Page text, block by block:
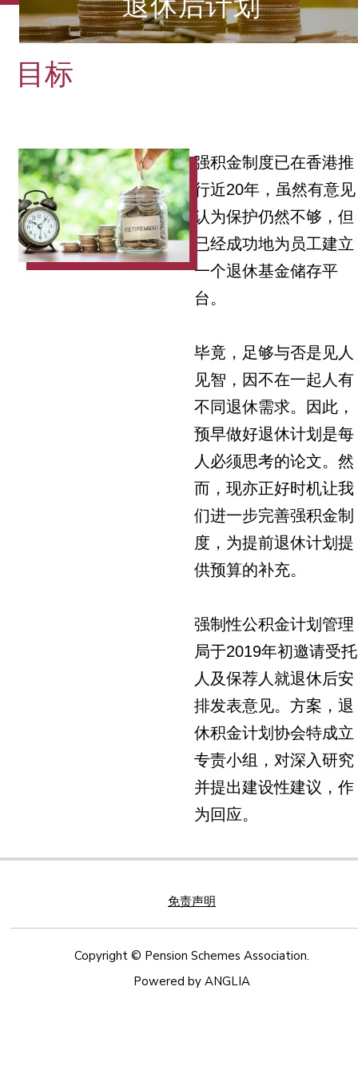
目标
强积金制度已在香港推
行近20年，虽然有意见
认为保护仍然不够，但
已经成功地为员工建立
一个退休基金储存平
台。
毕竟，足够与否是见人
见智，因不在一起人有
不同退休需求。因此，
预早做好退休计划是每
人必须思考的论文。然
而，现亦正好时机让我
们进一步完善强积金制
度，为提前退休计划提
供预算的补充。
强制性公积金计划管理
局于2019年初邀请受托
人及保荐人就退休后安
排发表意见。方案，退
休积金计划协会特成立
专责小组，对深入研究
并提出建设性建议，作
为回应。
免责声明
Copyright © Pension Schemes Association.
Powered by ANGLIA